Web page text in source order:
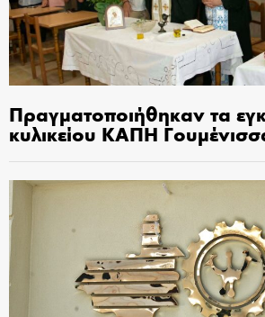
Πραγματοποιήθηκαν τα
κυλικείου ΚΑΠΗ